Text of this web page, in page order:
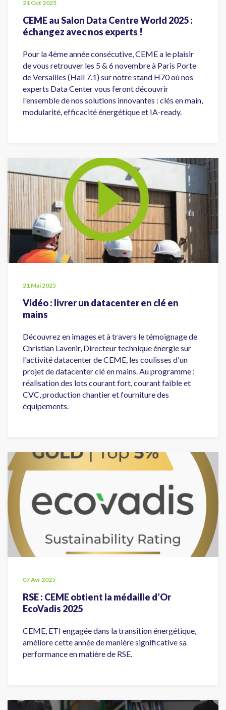
21 Oct 2025
CEME au Salon Data Centre World 2025 :
échangez avec nos experts !
Pour la 4ème année consécutive, CEME a le plaisir
de vous retrouver les 5 & 6 novembre à Paris Porte
de Versailles (Hall 7.1) sur notre stand H70 où nos
experts Data Center vous feront découvrir
l'ensemble de nos solutions innovantes : clés en main,
modularité, efficacité énergétique et IA-ready.
21 Mai 2025
Vidéo : livrer un datacenter en clé en
mains
Découvrez en images et à travers le témoignage de
Christian Lavenir, Directeur technique énergie sur
l'activité datacenter de CEME, les coulisses d'un
projet de datacenter clé en mains. Au programme :
réalisation des lots courant fort, courant faible et
CVC, production chantier et fourniture des
équipements.
07 Avr 2025
RSE : CEME obtient la médaille d’Or
EcoVadis 2025
CEME, ETI engagée dans la transition énergétique,
améliore cette année de manière significative sa
performance en matière de RSE.